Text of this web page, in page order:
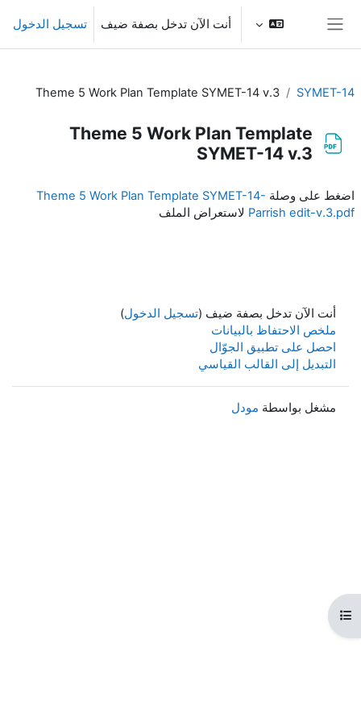
تخطى إلى المحتوى الرئيسي
أنت الآن تدخل بصفة ضيف تسجيل الدخول
المقرر
SYMET-14
Theme 5 Work Plan Template SYMET-14 v.3
Theme 5 Work Plan Template
SYMET-14 v.3
اضغط على وصلة Theme 5 Work Plan Template SYMET-14-
Parrish edit-v.3.pdf لاستعراض الملف
أنت الآن تدخل بصفة ضيف (تسجيل الدخول)
ملخص الاحتفاظ بالبيانات
احصل على تطبيق الجوّال
التبديل إلى القالب القياسي
مشغل بواسطة مودل